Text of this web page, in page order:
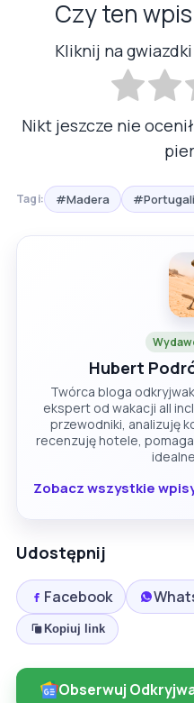
Czy ten
Kliknij na
Nikt jeszcze nie
Tagi: #Madera
Hubert
Twórca bloga
ekspert od wakacji all
przewodniki, analizuję
recenzuję hotele,
Zobacz wszystkie
Udostępnij
Facebook
Kopiuj link
Obserwuj